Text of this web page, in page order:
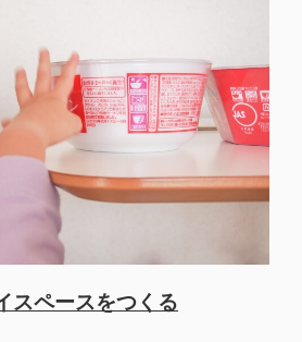
スペースをつくる